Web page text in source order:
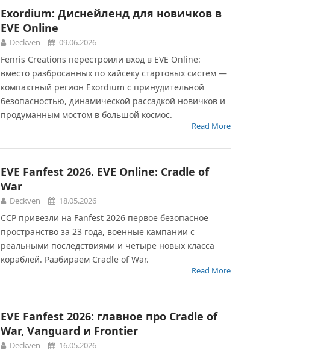
Exordium: Диснейленд для новичков в
EVE Online
Deckven 09.06.2026
Fenris Creations перестроили вход в EVE Online:
вместо разбросанных по хайсеку стартовых систем —
компактный регион Exordium с принудительной
безопасностью, динамической рассадкой новичков и
продуманным мостом в большой космос.
Read More
EVE Fanfest 2026. EVE Online: Cradle of
War
Deckven 18.05.2026
CCP привезли на Fanfest 2026 первое безопасное
пространство за 23 года, военные кампании с
реальными последствиями и четыре новых класса
кораблей. Разбираем Cradle of War.
Read More
EVE Fanfest 2026: главное про Cradle of
War, Vanguard и Frontier
Deckven 16.05.2026